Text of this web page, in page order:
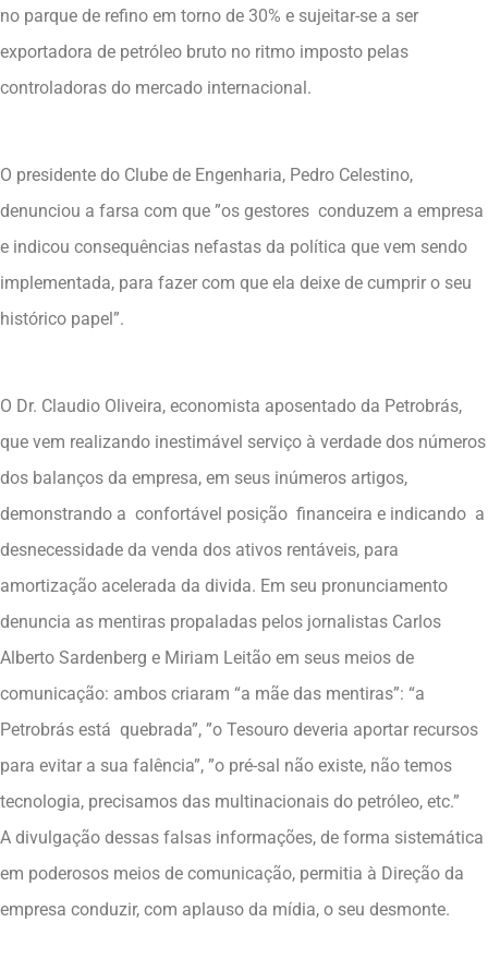
no parque de refino em torno de 30% e sujeitar-se a ser
exportadora de petróleo bruto no ritmo imposto pelas
controladoras do mercado internacional.
O presidente do Clube de Engenharia, Pedro Celestino,
denunciou a farsa com que ”os gestores conduzem a empresa
e indicou consequências nefastas da política que vem sendo
implementada, para fazer com que ela deixe de cumprir o seu
histórico papel”.
O Dr. Claudio Oliveira, economista aposentado da Petrobrás,
que vem realizando inestimável serviço à verdade dos números
dos balanços da empresa, em seus inúmeros artigos,
demonstrando a confortável posição financeira e indicando a
desnecessidade da venda dos ativos rentáveis, para
amortização acelerada da divida. Em seu pronunciamento
denuncia as mentiras propaladas pelos jornalistas Carlos
Alberto Sardenberg e Miriam Leitão em seus meios de
comunicação: ambos criaram “a mãe das mentiras”: “a
Petrobrás está quebrada”, ”o Tesouro deveria aportar recursos
para evitar a sua falência”, ”o pré-sal não existe, não temos
tecnologia, precisamos das multinacionais do petróleo, etc.”
A divulgação dessas falsas informações, de forma sistemática
em poderosos meios de comunicação, permitia à Direção da
empresa conduzir, com aplauso da mídia, o seu desmonte.